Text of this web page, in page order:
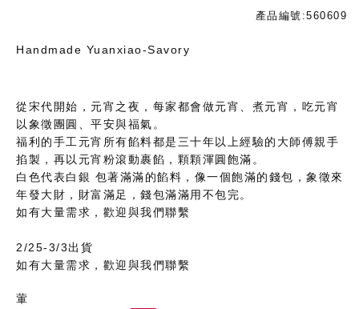
產品編號:560609
Handmade Yuanxiao-Savory
從宋代開始，元宵之夜，每家都會做元宵、煮元宵，吃元宵
以象徵團圓、平安與福氣。
福利的手工元宵所有餡料都是三十年以上經驗的大師傅親手
掐製，再以元宵粉滾動裹餡，顆顆渾圓飽滿。
白色代表白銀 包著滿滿的餡料，像一個飽滿的錢包，象徵來
年發大財，財富滿足，錢包滿滿用不包完。
如有大量需求，歡迎與我們聯繫
2/25-3/3出貨
如有大量需求，歡迎與我們聯繫
葷